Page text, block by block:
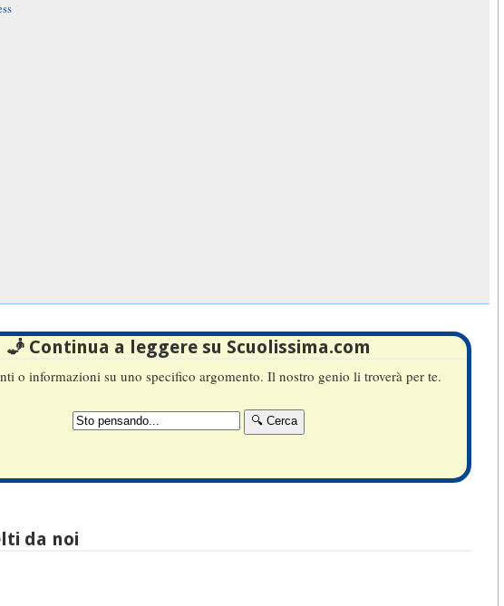
🧞 Continua a leggere su Scuolissima.com
o informazioni su uno specifico argomento. Il nostro genio li troverà per te.
da noi